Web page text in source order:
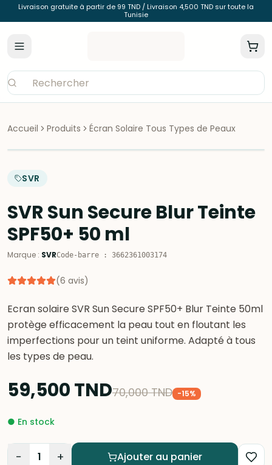
Livraison gratuite à partir de 99 TND / Livraison 4,500 TND sur toute la
Tunisie
Accueil Produits Écran Solaire Tous Types de Peaux
SVR
SVR Sun Secure Blur Teinte
SPF50+ 50 ml
Marque : SVRCode-barre : 3662361003174
(6 avis)
Ecran solaire SVR Sun Secure SPF50+ Blur Teinte 50ml
protège efficacement la peau tout en floutant les
imperfections pour un teint uniforme. Adapté à tous
les types de peau.
59,500TND70,000 TND -15%
● En stock
− 1 + Ajouter au panier